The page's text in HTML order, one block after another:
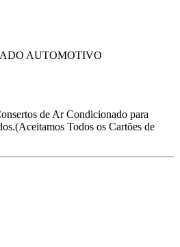
AUTOMOTIVO
de Ar Condicionado para
Todos os Cartões de